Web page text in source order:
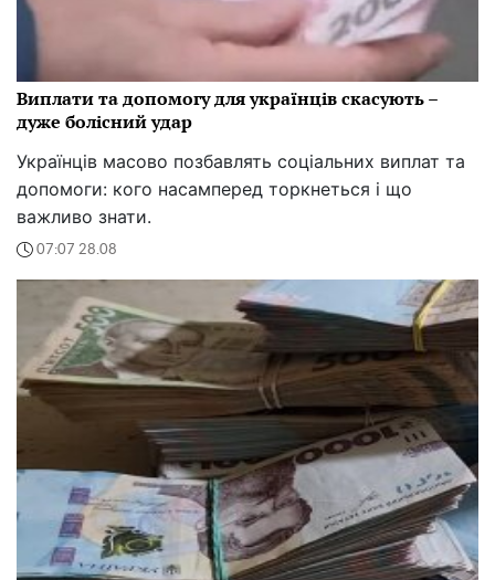
Виплати та допомогу для українців скасують –
дуже болісний удар
Українців масово позбавлять соціальних виплат та
допомоги: кого насамперед торкнеться і що
важливо знати.
07:07 28.08